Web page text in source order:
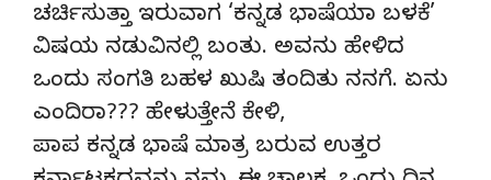
ಚರ್ಚಿಸುತ್ತಾ ಇರುವಾಗ ‘ಕನ್ನಡ ಭಾಷೆಯಾ ಬಳಕೆ’
ವಿಷಯ ನಡುವಿನಲ್ಲಿ ಬಂತು. ಅವನು ಹೇಳಿದ
ಒಂದು ಸಂಗತಿ ಬಹಳ ಖುಷಿ ತಂದಿತು ನನಗೆ. ಏನು
ಎಂದಿರಾ??? ಹೇಳುತ್ತೇನೆ ಕೇಳಿ,
ಪಾಪ ಕನ್ನಡ ಭಾಷೆ ಮಾತ್ರ ಬರುವ ಉತ್ತರ